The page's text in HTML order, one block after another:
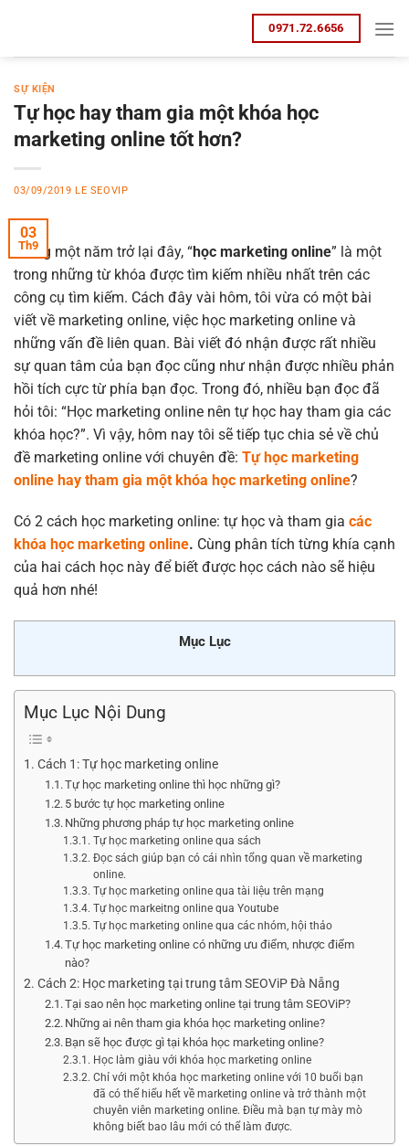
nội
0971.72.6656
SỰ KIỆN
Tự học hay tham gia một khóa học
marketing online tốt hơn?
03/09/2019 LE SEOVIP
03
Th9
Trong một năm trở lại đây, “học marketing online” là một
trong những từ khóa được tìm kiếm nhiều nhất trên các
công cụ tìm kiếm. Cách đây vài hôm, tôi vừa có một bài
viết về marketing online, việc học marketing online và
những vấn đề liên quan. Bài viết đó nhận được rất nhiều
sự quan tâm của bạn đọc cũng như nhận được nhiều phản
hồi tích cực từ phía bạn đọc. Trong đó, nhiều bạn đọc đã
hỏi tôi: “Học marketing online nên tự học hay tham gia các
khóa học?”. Vì vậy, hôm nay tôi sẽ tiếp tục chia sẻ về chủ
đề marketing online với chuyên đề: Tự học marketing
online hay tham gia một khóa học marketing online?
Có 2 cách học marketing online: tự học và tham gia các
khóa học marketing online. Cùng phân tích từng khía cạnh
của hai cách học này để biết được học cách nào sẽ hiệu
quả hơn nhé!
Mục Lục
Mục Lục Nội Dung
Cách 1: Tự học marketing online
Tự học marketing online thì học những gì?
5 bước tự học marketing online
Những phương pháp tự học marketing online
Tự học marketing online qua sách
Đọc sách giúp bạn có cái nhìn tổng quan về marketing
online.
Tự học marketing online qua tài liệu trên mạng
Tự học markeitng online qua Youtube
Tự học marketing online qua các nhóm, hội thảo
Tự học marketing online có những ưu điểm, nhược điểm
nào?
Cách 2: Học marketing tại trung tâm SEOViP Đà Nẵng
Tại sao nên học marketing online tại trung tâm SEOViP?
Những ai nên tham gia khóa học marketing online?
Bạn sẽ học được gì tại khóa học marketing online?
Học làm giàu với khóa học marketing online
Chỉ với một khóa học marketing online với 10 buổi bạn
đã có thể hiểu hết về marketing online và trở thành một
chuyên viên marketing online. Điều mà bạn tự mày mò
không biết bao lâu mới có thể làm được.